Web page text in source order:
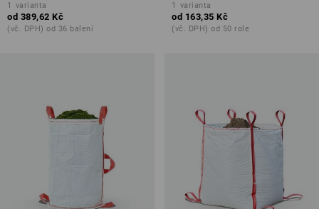
1 varianta
od 389,62 Kč
(vč. DPH) od 36 balení
1 varianta
od 163,35 Kč
(vč. DPH) od 50 role